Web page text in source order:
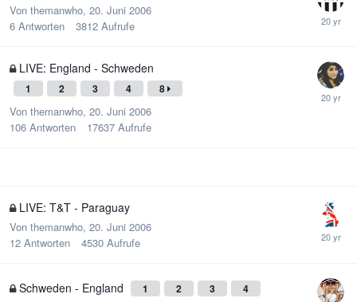
Von themanwho, 20. Juni 2006
6 Antworten 3812 Aufrufe
LIVE: England - Schweden
1 2 3 4 8
Von themanwho, 20. Juni 2006
106 Antworten 17637 Aufrufe
LIVE: T&T - Paraguay
Von themanwho, 20. Juni 2006
12 Antworten 4530 Aufrufe
Schweden - England 1 2 3 4